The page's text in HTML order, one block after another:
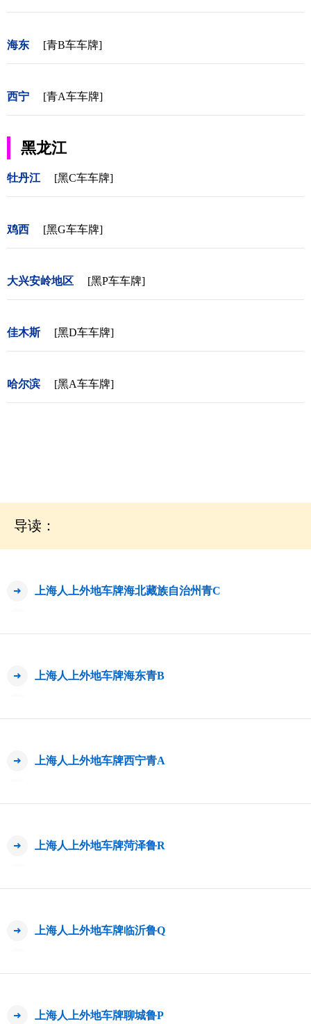
海东 [青B车车牌]
西宁 [青A车车牌]
黑龙江
牡丹江 [黑C车车牌]
鸡西 [黑G车车牌]
大兴安岭地区 [黑P车车牌]
佳木斯 [黑D车车牌]
哈尔滨 [黑A车车牌]
导读：
上海人上外地车牌海北藏族自治州青C
上海人上外地车牌海东青B
上海人上外地车牌西宁青A
上海人上外地车牌菏泽鲁R
上海人上外地车牌临沂鲁Q
上海人上外地车牌聊城鲁P